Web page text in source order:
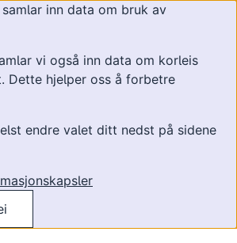
inn data om bruk av
vi også inn data om korleis
Dette hjelper oss å forbetre
endre valet ditt nedst på sidene